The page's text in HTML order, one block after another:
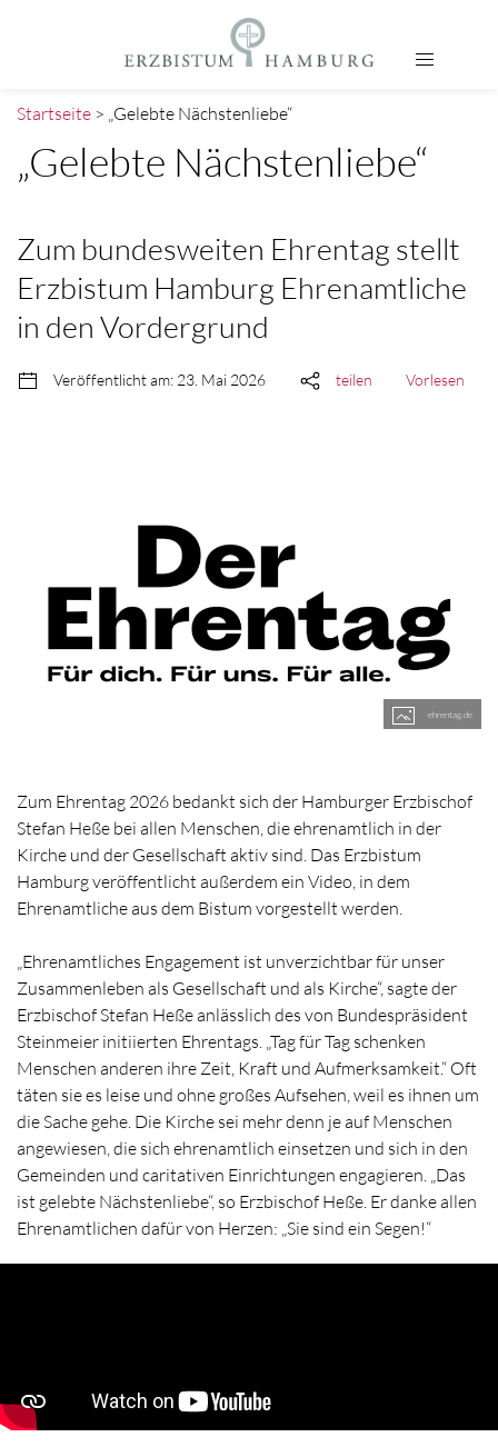
Startseite > „Gelebte Nächstenliebe“
„Gelebte Nächstenliebe“
Zum bundesweiten Ehrentag stellt
Erzbistum Hamburg Ehrenamtliche
in den Vordergrund
Veröffentlicht am: 23. Mai 2026 teilen Vorlesen
ehrentag.de
Zum Ehrentag 2026 bedankt sich der Hamburger Erzbischof
Stefan Heße bei allen Menschen, die ehrenamtlich in der
Kirche und der Gesellschaft aktiv sind. Das Erzbistum
Hamburg veröffentlicht außerdem ein Video, in dem
Ehrenamtliche aus dem Bistum vorgestellt werden.
„Ehrenamtliches Engagement ist unverzichtbar für unser
Zusammenleben als Gesellschaft und als Kirche“, sagte der
Erzbischof Stefan Heße anlässlich des von Bundespräsident
Steinmeier initiierten Ehrentags. „Tag für Tag schenken
Menschen anderen ihre Zeit, Kraft und Aufmerksamkeit.“ Oft
täten sie es leise und ohne großes Aufsehen, weil es ihnen um
die Sache gehe. Die Kirche sei mehr denn je auf Menschen
angewiesen, die sich ehrenamtlich einsetzen und sich in den
Gemeinden und caritativen Einrichtungen engagieren. „Das
ist gelebte Nächstenliebe“, so Erzbischof Heße. Er danke allen
Ehrenamtlichen dafür von Herzen: „Sie sind ein Segen!“